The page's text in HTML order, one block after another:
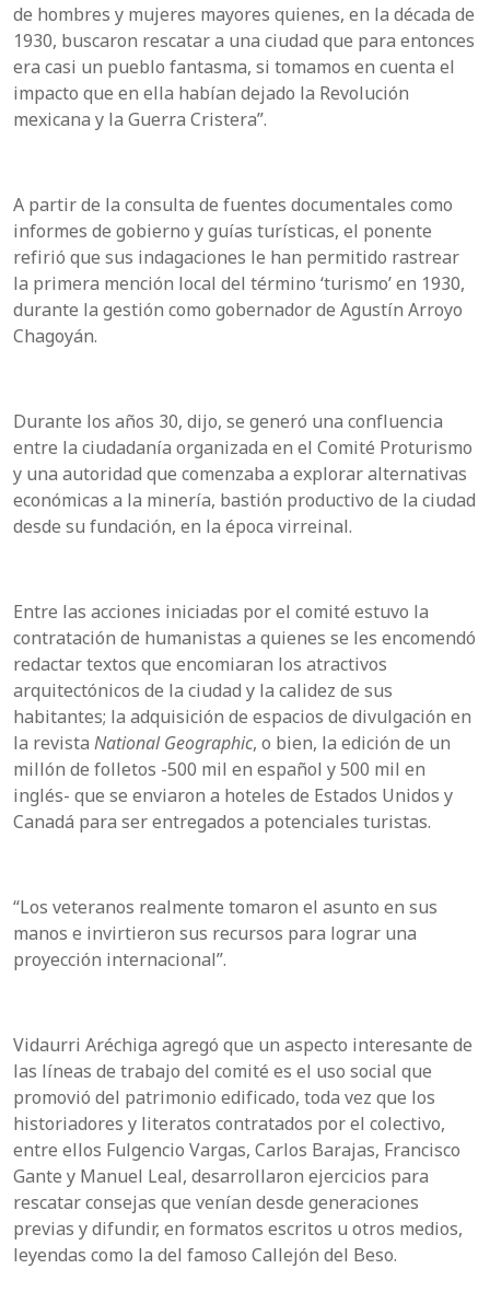
de hombres y mujeres mayores quienes, en la década de
1930, buscaron rescatar a una ciudad que para entonces
era casi un pueblo fantasma, si tomamos en cuenta el
impacto que en ella habían dejado la Revolución
mexicana y la Guerra Cristera”.
A partir de la consulta de fuentes documentales como
informes de gobierno y guías turísticas, el ponente
refirió que sus indagaciones le han permitido rastrear
la primera mención local del término ‘turismo’ en 1930,
durante la gestión como gobernador de Agustín Arroyo
Chagoyán.
Durante los años 30, dijo, se generó una confluencia
entre la ciudadanía organizada en el Comité Proturismo
y una autoridad que comenzaba a explorar alternativas
económicas a la minería, bastión productivo de la ciudad
desde su fundación, en la época virreinal.
Entre las acciones iniciadas por el comité estuvo la
contratación de humanistas a quienes se les encomendó
redactar textos que encomiaran los atractivos
arquitectónicos de la ciudad y la calidez de sus
habitantes; la adquisición de espacios de divulgación en
la revista National Geographic, o bien, la edición de un
millón de folletos -500 mil en español y 500 mil en
inglés- que se enviaron a hoteles de Estados Unidos y
Canadá para ser entregados a potenciales turistas.
“Los veteranos realmente tomaron el asunto en sus
manos e invirtieron sus recursos para lograr una
proyección internacional”.
Vidaurri Aréchiga agregó que un aspecto interesante de
las líneas de trabajo del comité es el uso social que
promovió del patrimonio edificado, toda vez que los
historiadores y literatos contratados por el colectivo,
entre ellos Fulgencio Vargas, Carlos Barajas, Francisco
Gante y Manuel Leal, desarrollaron ejercicios para
rescatar consejas que venían desde generaciones
previas y difundir, en formatos escritos u otros medios,
leyendas como la del famoso Callejón del Beso.